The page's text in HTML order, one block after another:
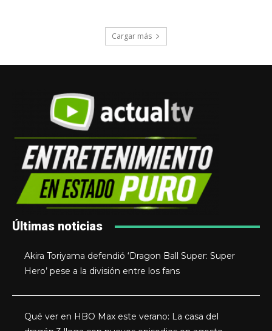
Cargar más
Últimas noticias
Akira Toriyama defendió ‘Dragon Ball Super: Super
Hero’ pese a la división entre los fans
Qué ver en HBO Max este verano: La casa del